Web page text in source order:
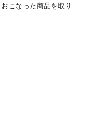
こなった商品を取り